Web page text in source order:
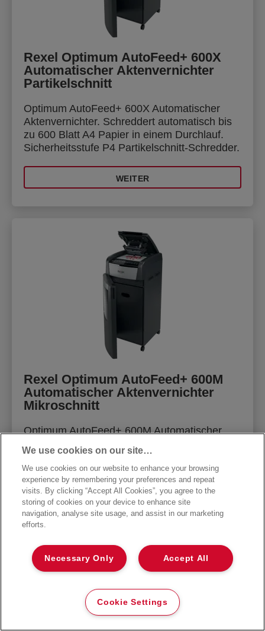
Rexel Optimum AutoFeed+ 600X
Automatischer Aktenvernichter
Partikelschnitt
Optimum AutoFeed+ 600X Automatischer
Aktenvernichter. Schreddert automatisch bis
zu 600 Blatt A4 Papier in einem Durchlauf.
Sicherheitsstufe P4 Partikelschnitt-Schredder.
WEITER
Rexel Optimum AutoFeed+ 600M
Automatischer Aktenvernichter
Mikroschnitt
Optimum AutoFeed+ 600M Automatischer
zu 600 Blatt A4 Papier in einem Durchlauf.
Sicherheitsstufe P5 Mikroschnitt-Schredder.
WEITER
We use cookies on our site…
We use cookies on our website to enhance your browsing
experience by remembering your preferences and repeat
visits. By clicking “Accept All Cookies”, you agree to the
storing of cookies on your device to enhance site
navigation, analyse site usage, and assist in our marketing
efforts.
Accept All
Necessary Only
Cookie Settings